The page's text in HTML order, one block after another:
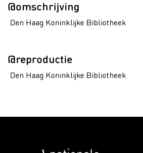
@omschrijving
Den Haag Koninklijke Bibliotheek
@reproductie
Den Haag Koninklijke Bibliotheek